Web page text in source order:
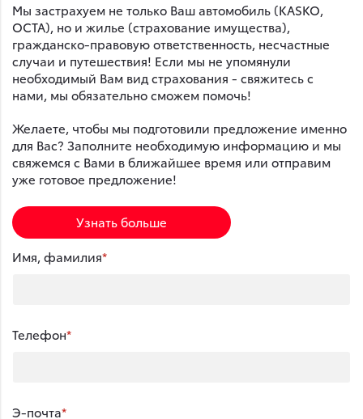
Мы застрахуем не только Ваш автомобиль (KASKO,
OCTA), но и жилье (страхование имущества),
гражданско-правовую ответственность, несчастные
случаи и путешествия! Если мы не упомянули
необходимый Вам вид страхования - свяжитесь с
нами, мы обязательно сможем помочь!
Желаете, чтобы мы подготовили предложение именно
для Вас? Заполните необходимую информацию и мы
свяжемся с Вами в ближайшее время или отправим
уже готовое предложение!
Узнать больше
Имя, фамилия
Телефон
Э-почта